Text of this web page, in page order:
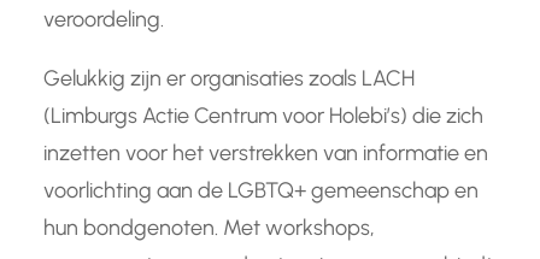
veroordeling.
Gelukkig zijn er organisaties zoals LACH
(Limburgs Actie Centrum voor Holebi’s) die zich
inzetten voor het verstrekken van informatie en
voorlichting aan de LGBTQ+ gemeenschap en
hun bondgenoten. Met workshops,